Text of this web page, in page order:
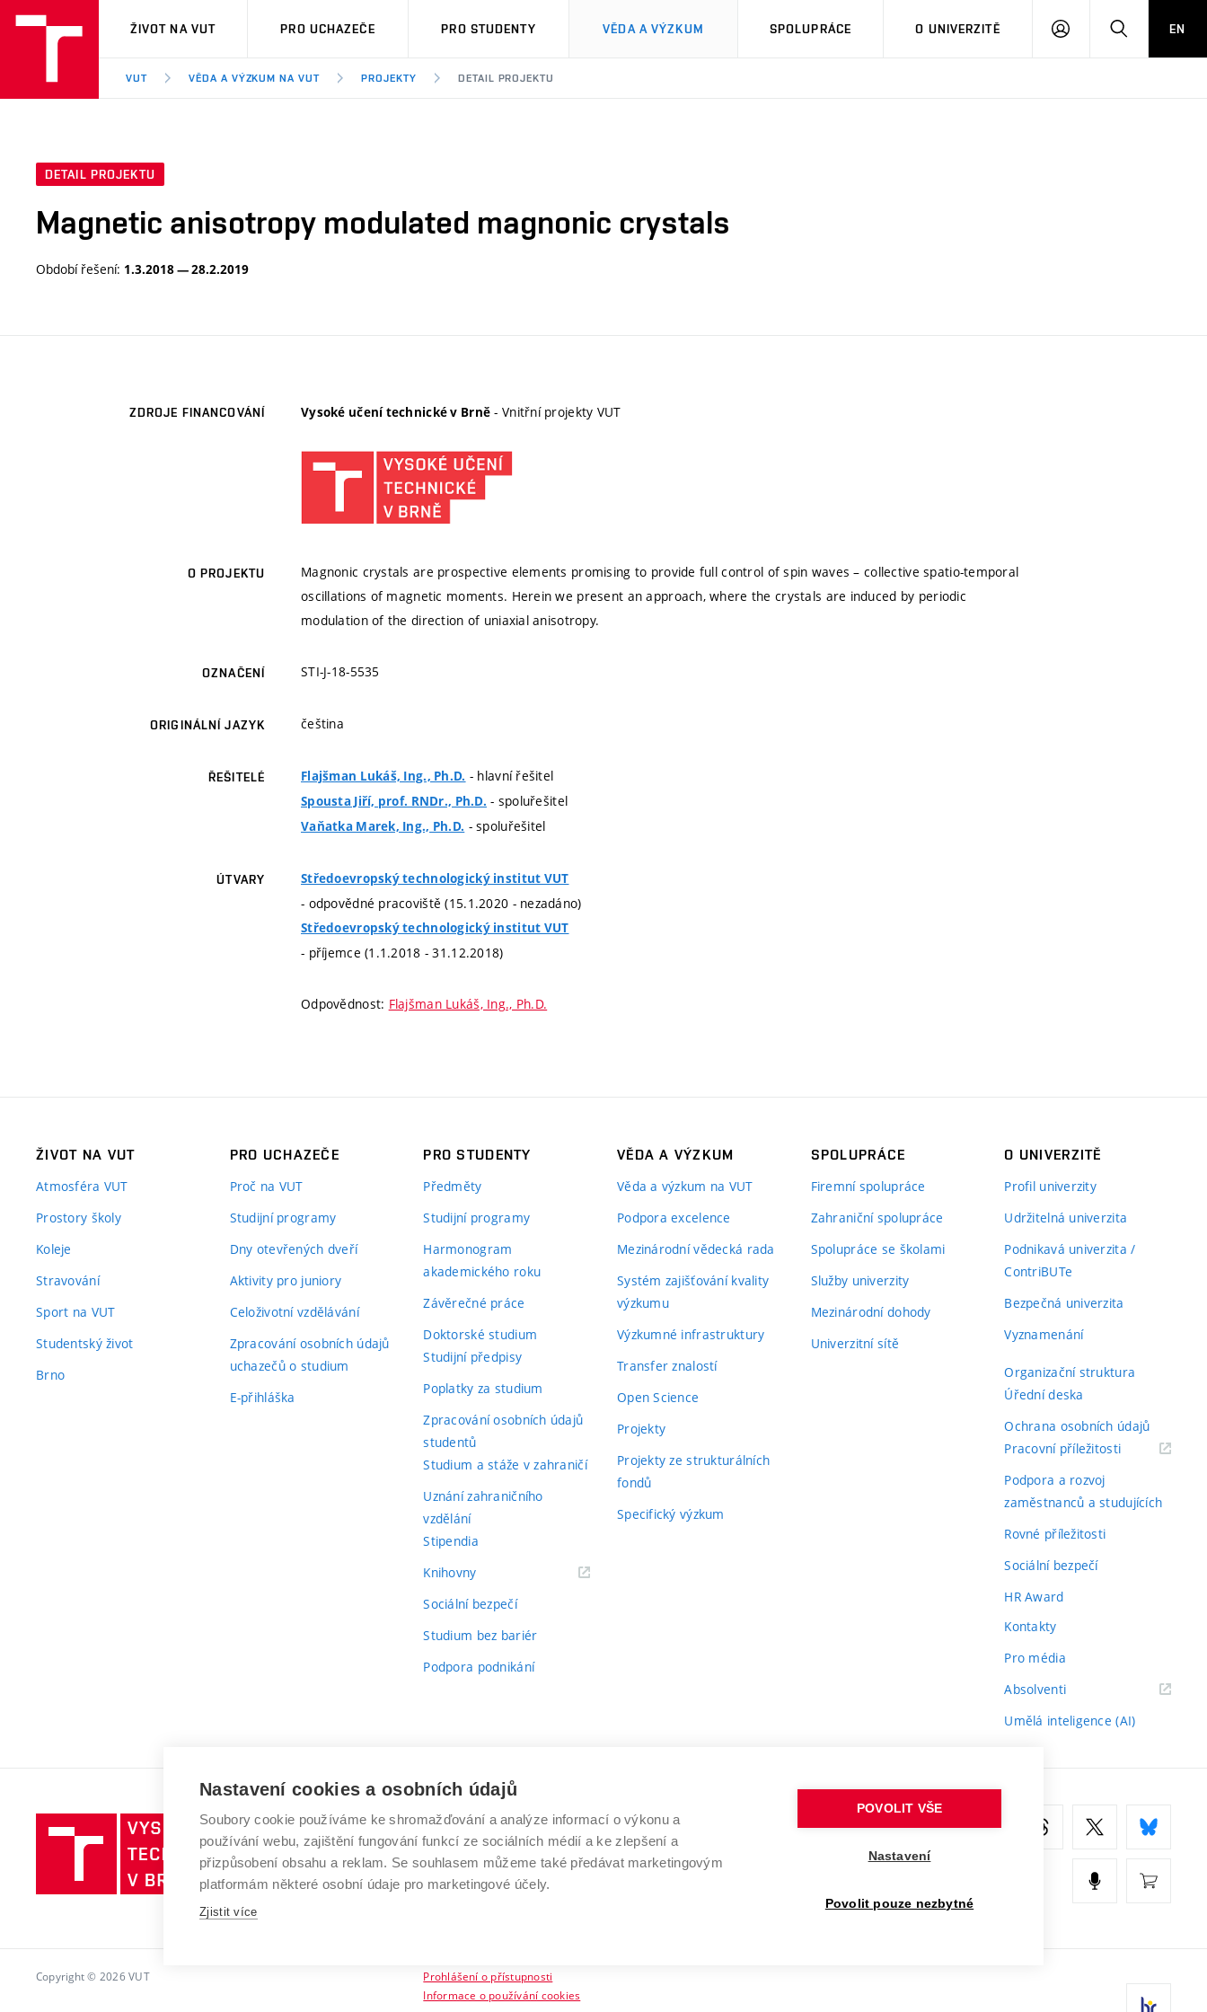
VUT
ŽIVOT NA VUT PRO UCHAZEČE PRO STUDENTY VĚDA A VÝZKUM SPOLUPRÁCE O UNIVERZITĚ
PŘIHLÁSIT HLEDATEN
VUT VĚDA A VÝZKUM NA VUT PROJEKTY DETAIL PROJEKTU
DETAIL PROJEKTU
Magnetic anisotropy modulated magnonic crystals
Období řešení: 1.3.2018 — 28.2.2019
ZDROJE FINANCOVÁNÍ Vysoké učení technické v Brně - Vnitřní projekty VUT
O PROJEKTU
Magnonic crystals are prospective elements promising to provide full control of spin waves – collective spatio-temporal
oscillations of magnetic moments. Herein we present an approach, where the crystals are induced by periodic
modulation of the direction of uniaxial anisotropy.
OZNAČENÍ STI-J-18-5535
ORIGINÁLNÍ JAZYK čeština
ŘEŠITELÉ Flajšman Lukáš, Ing., Ph.D. - hlavní řešitel
Spousta Jiří, prof. RNDr., Ph.D. - spoluřešitel
Vaňatka Marek, Ing., Ph.D. - spoluřešitel
ÚTVARY Středoevropský technologický institut VUT
- odpovědné pracoviště (15.1.2020 - nezadáno)
Středoevropský technologický institut VUT
- příjemce (1.1.2018 - 31.12.2018)
Odpovědnost: Flajšman Lukáš, Ing., Ph.D.
ŽIVOT NA VUT
Atmosféra VUT
Prostory školy
Koleje
Stravování
Sport na VUT
Studentský život
Brno
PRO UCHAZEČE
Proč na VUT
Studijní programy
Dny otevřených dveří
Aktivity pro juniory
Celoživotní vzdělávání
Zpracování osobních údajů
uchazečů o studium
E-přihláška
PRO STUDENTY
Předměty
Studijní programy
Harmonogram
akademického roku
Závěrečné práce
Doktorské studium
Studijní předpisy
Poplatky za studium
Zpracování osobních údajů
studentů
Studium a stáže v zahraničí
Uznání zahraničního
vzdělání
Stipendia
Knihovny(externí
Sociální bezpečí
Studium bez bariér
Podpora podnikání
VĚDA A VÝZKUM
Věda a výzkum na VUT
Podpora excelence
Mezinárodní vědecká rada
Systém zajišťování kvality
výzkumu
Výzkumné infrastruktury
Transfer znalostí
Open Science
Projekty
Projekty ze strukturálních
fondů
Specifický výzkum
SPOLUPRÁCE
Firemní spolupráce
Zahraniční spolupráce
Spolupráce se školami
Služby univerzity
Mezinárodní dohody
Univerzitní sítě
O UNIVERZITĚ
Profil univerzity
Udržitelná univerzita
Podnikavá univerzita /
ContriBUTe
Bezpečná univerzita
Vyznamenání
Organizační struktura
Úřední deska
Ochrana osobních údajů
Pracovní příležitosti(externí
Podpora a rozvoj
zaměstnanců a studujících
Rovné příležitosti
Sociální bezpečí
HR Award
Kontakty
Pro média
Absolventi(externí
Umělá inteligence (AI)
Vysoké
učení
technické
v
VYSOKÉ UČENÍ TECHNICKÉ V BRNĚ
Antonínská 548/1
602 00 Brno
www.vut.cz
Copyright © 2026 VUT
Prohlášení o přístupnosti
Informace o používání cookies
Nastavení cookies a osobních údajů
Soubory cookie používáme ke shromažďování a analýze informací o výkonu a
používání webu, zajištění fungování funkcí ze sociálních médií a ke zlepšení a
přizpůsobení obsahu a reklam. Se souhlasem můžeme také předávat marketingovým
platformám některé osobní údaje pro marketingové účely.
Zjistit více
POVOLIT VŠE
Nastavení
Povolit pouze nezbytné